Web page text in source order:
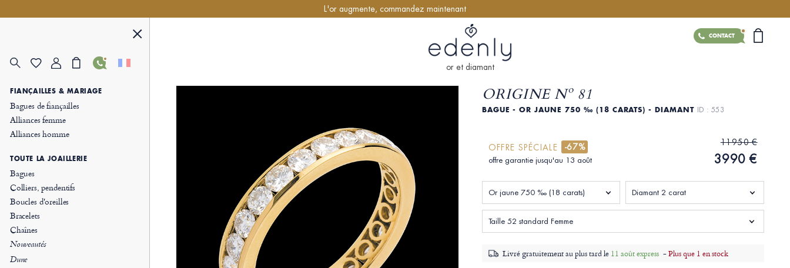
FIANÇAILLES & MARIAGE
Bagues de fiançailles
Alliances femme
Alliances homme
TOUTE LA JOAILLERIE
Bagues
Colliers, pendentifs
Boucles d'oreilles
Bracelets
Chaînes
Nouveautés
Dune
L'or augmente, commandez maintenant
CONTACT
or et diamant
ORIGINE Nº 81
BAGUE - OR JAUNE 750 ‰ (18 CARATS) - DIAMANT ID : 553
OFFRE SPÉCIALE -67%
offre garantie jusqu'au 13 août
11950 €
3990 €
Or jaune 750 ‰ (18 carats) Diamant 2 carat
Taille 52 standard Femme
Livré gratuitement au plus tard le 11 août express -Plus que 1 en stock